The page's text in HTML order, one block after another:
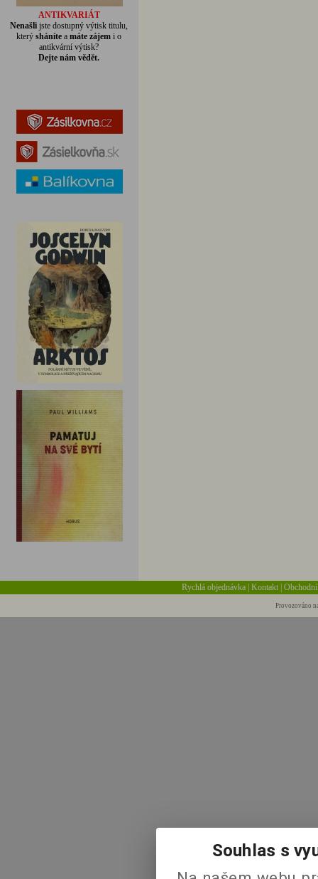
ANTIKVARIÁT
Nenašli jste dostupný výtisk titulu,
kterýsháníte amáte zájem i o
antikvární výtisk?
Dejte nám vědět.
Rychlá objednávka |Kontakt |
Provozováno
Souhlas s